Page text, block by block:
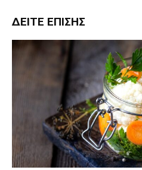
ΔΕΊΤΕ ΕΠΊΣΗΣ